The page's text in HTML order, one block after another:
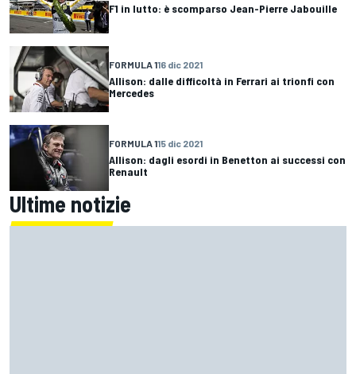
F1 in lutto: è scomparso Jean-Pierre Jabouille
FORMULA 116 dic 2021
Allison: dalle difficoltà in Ferrari ai trionfi con
Mercedes
FORMULA 115 dic 2021
Allison: dagli esordi in Benetton ai successi con
Renault
Ultime notizie